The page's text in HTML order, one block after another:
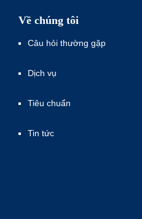
Về chúng tôi
Câu hỏi thường gặp
Dịch vụ
Tiêu chuẩn
Tin tức